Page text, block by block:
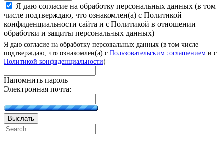
Я даю согласие на обработку персональных данных (в том
числе подтверждаю, что ознакомлен(а) с Политикой
конфиденциальности сайта и с Политикой в отношении
обработки и защиты персональных данных)
Я даю согласие на обработку персональных данных (в том числе
подтверждаю, что ознакомлен(а) с Пользовательским соглашением и с
Политикой конфиденциальности)
Напомнить пароль
Электронная почта:
Выслать